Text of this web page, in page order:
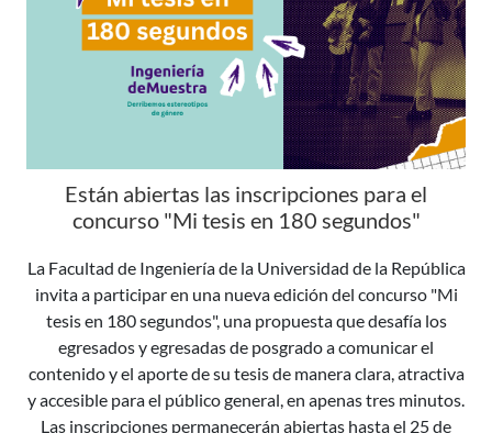
Están abiertas las inscripciones para el
concurso "Mi tesis en 180 segundos"
La Facultad de Ingeniería de la Universidad de la República
invita a participar en una nueva edición del concurso "Mi
tesis en 180 segundos", una propuesta que desafía los
egresados y egresadas de posgrado a comunicar el
contenido y el aporte de su tesis de manera clara, atractiva
y accesible para el público general, en apenas tres minutos.
Las inscripciones permanecerán abiertas hasta el 25 de